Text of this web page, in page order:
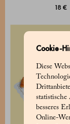
Cookie-
Diese
statistische
besseres
Online-
18 €